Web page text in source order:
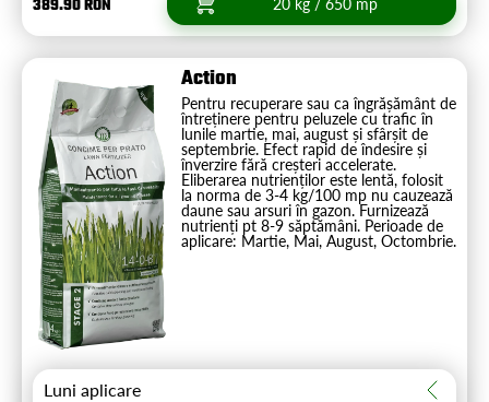
389.90 RON 20 kg / 650 mp
Action
Pentru recuperare sau ca îngrășământ de
întreținere pentru peluzele cu trafic în
lunile martie, mai, august și sfârșit de
septembrie. Efect rapid de îndesire și
înverzire fără creșteri accelerate.
Eliberarea nutrienților este lentă, folosit
la norma de 3-4 kg/100 mp nu cauzează
daune sau arsuri în gazon. Furnizează
nutrienți pt 8-9 săptămâni. Perioade de
aplicare: Martie, Mai, August, Octombrie.
Luni aplicare